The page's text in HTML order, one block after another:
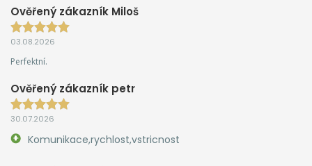
Ověřený zákazník Miloš
03.08.2026
Perfektní.
Ověřený zákazník petr
30.07.2026
Komunikace,rychlost,vstricnost